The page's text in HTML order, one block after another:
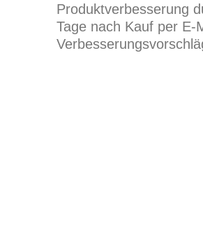
Produktverbesserung
Tage nach Kauf per E-